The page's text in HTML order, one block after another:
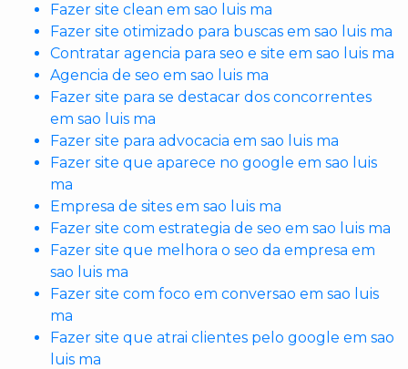
Fazer site clean em sao luis ma
Fazer site otimizado para buscas em sao luis ma
Contratar agencia para seo e site em sao luis ma
Agencia de seo em sao luis ma
Fazer site para se destacar dos concorrentes
em sao luis ma
Fazer site para advocacia em sao luis ma
Fazer site que aparece no google em sao luis
ma
Empresa de sites em sao luis ma
Fazer site com estrategia de seo em sao luis ma
Fazer site que melhora o seo da empresa em
sao luis ma
Fazer site com foco em conversao em sao luis
ma
Fazer site que atrai clientes pelo google em sao
luis ma